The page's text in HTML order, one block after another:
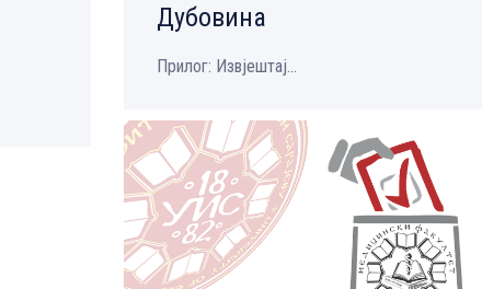
Дубовина
Прилог: Извјештај...